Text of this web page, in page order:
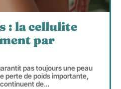
: la cellulite
par
pas toujours une peau
perte de poids importante,
de…